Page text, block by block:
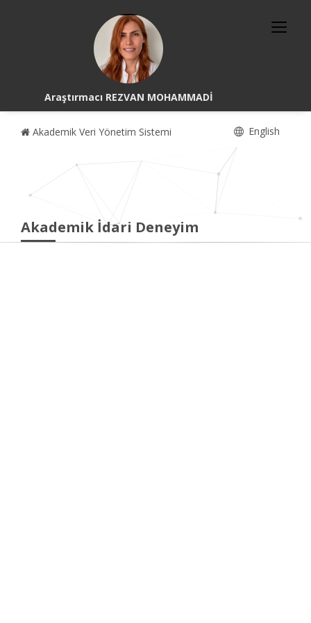
Araştırmacı REZVAN MOHAMMADİ
Akademik Veri Yönetim Sistemi English
Akademik İdari Deneyim